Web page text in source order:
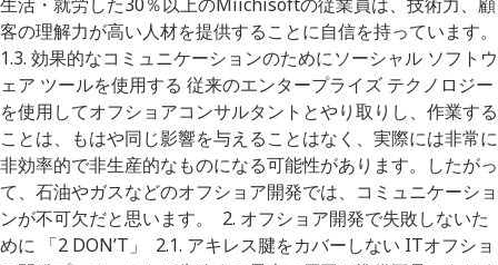
客の理解力が高い人材を提供することに自信を持っています。
1.3. 効果的なコミュニケーションのためにソーシャル ソフトウ
ェア ツールを使用する 従来のエンタープライズ テクノロジー
を使用してオフショアコンサルタントとやり取りし、作業する
ことは、もはや同じ影響を与えることはなく、実際には非常に
非効率的で非生産的なものになる可能性があります。したがっ
て、石油やガスなどのオフショア開発では、コミュニケーショ
ンが不可欠だと思います。 2. オフショア開発で失敗しないた
めに 「2 DON’T」 2.1. アキレス腱をカバーしない ITオフショ